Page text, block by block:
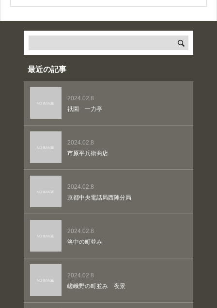
最近の記事
2024.02.8
祇園 一力亭
2024.02.8
市原平兵衞商店
2024.02.8
京都中央電話局西陣分局
2024.02.8
洛中の町並み
2024.02.8
嵯峨野の町並み 夜景